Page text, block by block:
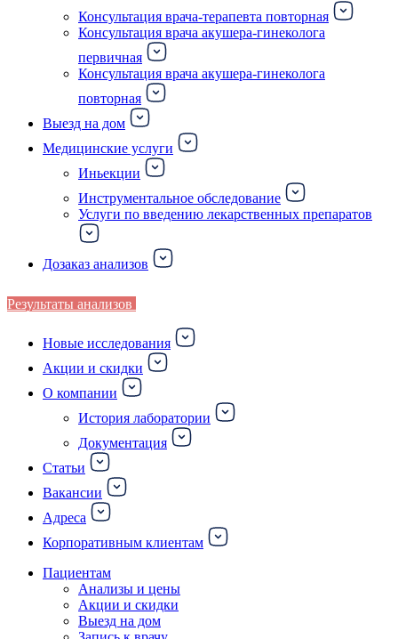
Консультация врача-терапевта повторная
Консультация врача акушера-гинеколога
первичная
Консультация врача акушера-гинеколога
повторная
Выезд на дом
Медицинские услуги
Иньекции
Инструментальное обследование
Услуги по введению лекарственных препаратов
Дозаказ анализов
Результаты анализов
Новые исследования
Акции и скидки
О компании
История лаборатории
Документация
Статьи
Вакансии
Адреса
Корпоративным клиентам
Пациентам
Анализы и цены
Акции и скидки
Выезд на дом